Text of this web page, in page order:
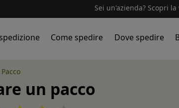
Sei un'azienda? Scopri la
Come spedire Dove spedire
Pacco
un pacco